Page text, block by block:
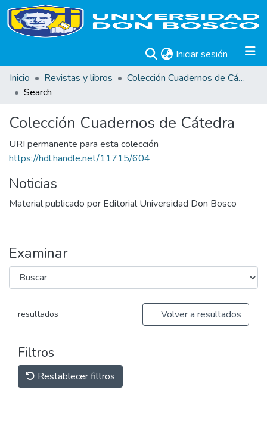
Iniciar sesión (current)
Inicio
Revistas y libros
Colección Cuadernos de Cátedra
Search
Colección Cuadernos de Cátedra
URI permanente para esta colección
https://hdl.handle.net/11715/604
Noticias
Material publicado por Editorial Universidad Don Bosco
Examinar
resultados Volver a resultados
Filtros
Restablecer filtros